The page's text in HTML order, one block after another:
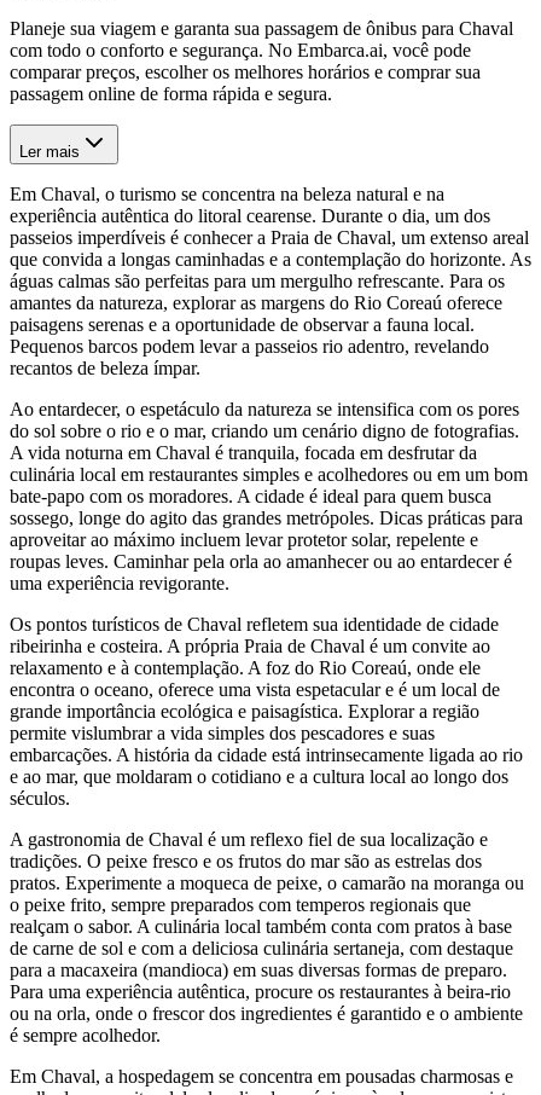
Planeje sua viagem e garanta sua passagem de ônibus para Chaval
com todo o conforto e segurança. No Embarca.ai, você pode
comparar preços, escolher os melhores horários e comprar sua
passagem online de forma rápida e segura.
Ler mais
Em Chaval, o turismo se concentra na beleza natural e na
experiência autêntica do litoral cearense. Durante o dia, um dos
passeios imperdíveis é conhecer a Praia de Chaval, um extenso areal
que convida a longas caminhadas e a contemplação do horizonte. As
águas calmas são perfeitas para um mergulho refrescante. Para os
amantes da natureza, explorar as margens do Rio Coreaú oferece
paisagens serenas e a oportunidade de observar a fauna local.
Pequenos barcos podem levar a passeios rio adentro, revelando
recantos de beleza ímpar.
Ao entardecer, o espetáculo da natureza se intensifica com os pores
do sol sobre o rio e o mar, criando um cenário digno de fotografias.
A vida noturna em Chaval é tranquila, focada em desfrutar da
culinária local em restaurantes simples e acolhedores ou em um bom
bate-papo com os moradores. A cidade é ideal para quem busca
sossego, longe do agito das grandes metrópoles. Dicas práticas para
aproveitar ao máximo incluem levar protetor solar, repelente e
roupas leves. Caminhar pela orla ao amanhecer ou ao entardecer é
uma experiência revigorante.
Os pontos turísticos de Chaval refletem sua identidade de cidade
ribeirinha e costeira. A própria Praia de Chaval é um convite ao
relaxamento e à contemplação. A foz do Rio Coreaú, onde ele
encontra o oceano, oferece uma vista espetacular e é um local de
grande importância ecológica e paisagística. Explorar a região
permite vislumbrar a vida simples dos pescadores e suas
embarcações. A história da cidade está intrinsecamente ligada ao rio
e ao mar, que moldaram o cotidiano e a cultura local ao longo dos
séculos.
A gastronomia de Chaval é um reflexo fiel de sua localização e
tradições. O peixe fresco e os frutos do mar são as estrelas dos
pratos. Experimente a moqueca de peixe, o camarão na moranga ou
o peixe frito, sempre preparados com temperos regionais que
realçam o sabor. A culinária local também conta com pratos à base
de carne de sol e com a deliciosa culinária sertaneja, com destaque
para a macaxeira (mandioca) em suas diversas formas de preparo.
Para uma experiência autêntica, procure os restaurantes à beira-rio
ou na orla, onde o frescor dos ingredientes é garantido e o ambiente
é sempre acolhedor.
Em Chaval, a hospedagem se concentra em pousadas charmosas e